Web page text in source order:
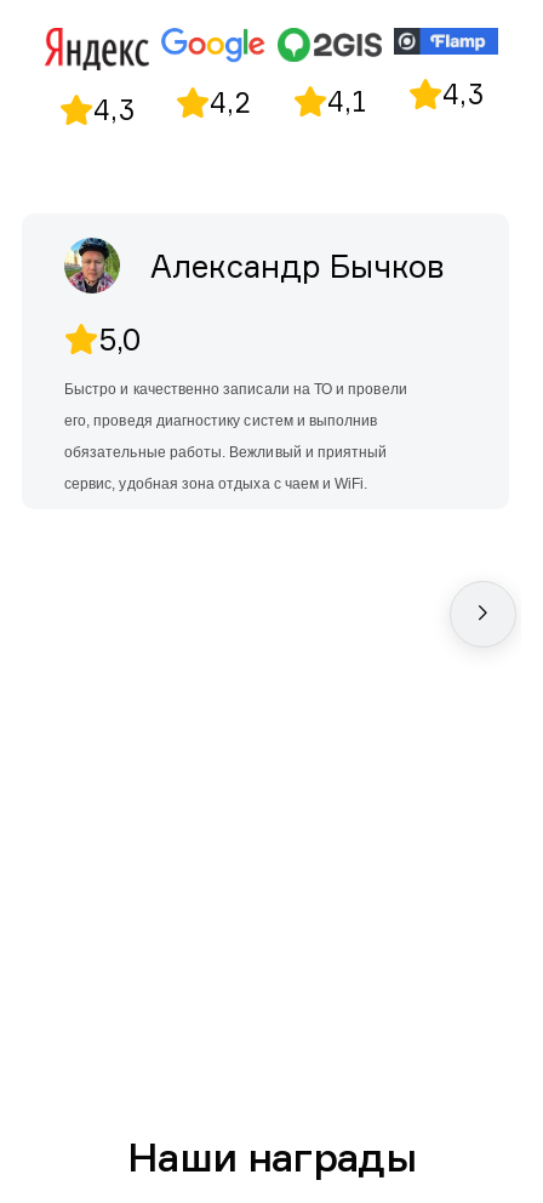
4,3 4,2 4,1 4,3
Александр Бычков
5,0
Быстро и качественно записали на ТО и провели
его, проведя диагностику систем и выполнив
обязательные работы. Вежливый и приятный
сервис, удобная зона отдыха с чаем и WiFi.
Наши награды